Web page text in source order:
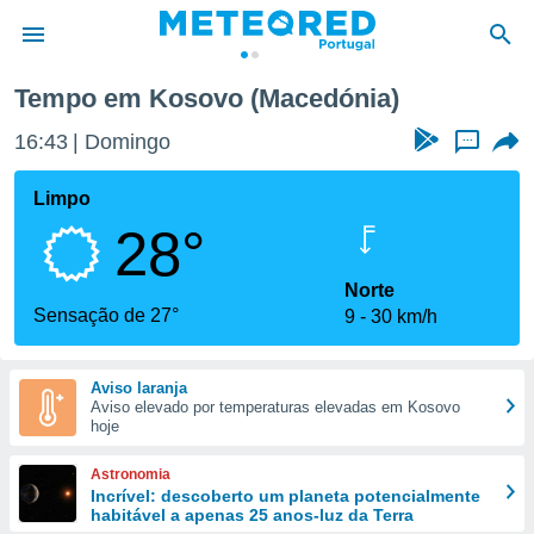
da
foi
fornecidas
a este
das
e
forma
digital
Tempo em Kosovo (Macedónia)
16:43 Domingo ...
Limpo
28°
Sensação de 27°
Norte
9
30 km/h
Aviso laranja
Aviso elevado por temperaturas elevadas em Kosovo
hoje
Astronomia
Incrível: descoberto um planeta potencialmente
habitável a apenas 25 anos-luz da Terra